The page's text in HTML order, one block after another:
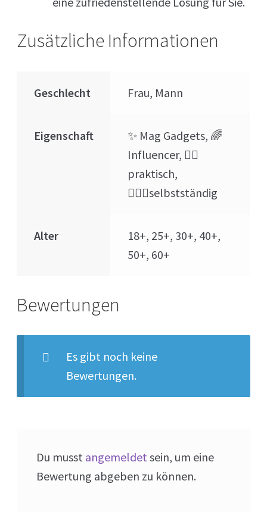
Zusätzliche Informationen
Geschlecht Frau, Mann
Eigenschaft
✨ Mag Gadgets, 🌈
Influencer, 👍🏻
praktisch,
👷🏻‍♂️selbstständig
Alter
18+, 25+, 30+, 40+,
50+, 60+
Bewertungen
Es gibt noch keine
Bewertungen.
Du musst angemeldetsein, um eine
Bewertung abgeben zu können.